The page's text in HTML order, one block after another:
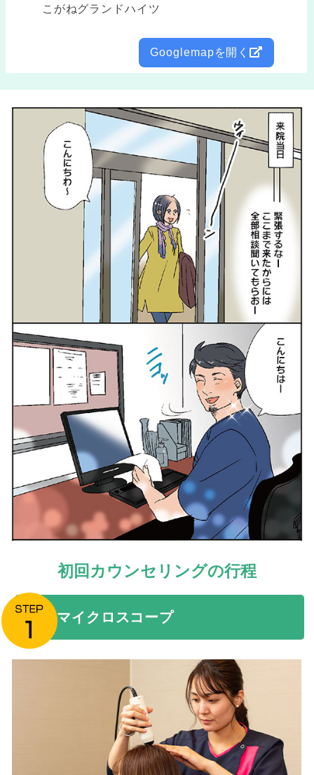
こがねグランドハイツ
Googlemapを開く
初回カウンセリングの行程
マイクロスコープ